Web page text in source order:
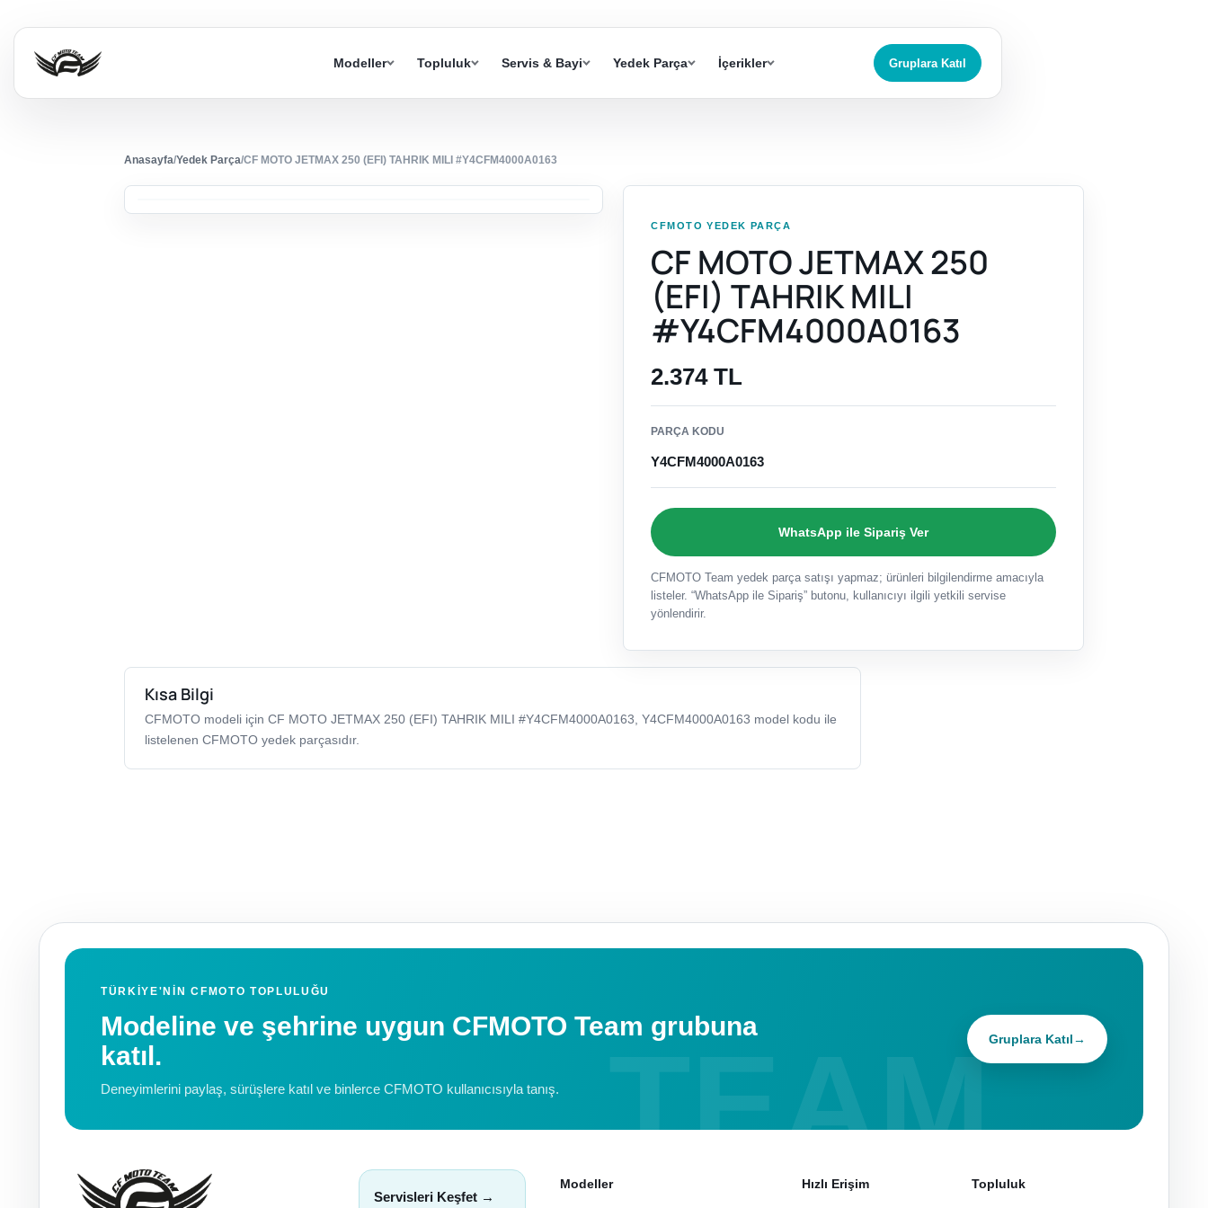
Modeller Topluluk Servis & Bayi Yedek Parça İçerikler Gruplara Katıl
Anasayfa/Yedek Parça/CF MOTO JETMAX 250 (EFI) TAHRIK MILI #Y4CFM4000A0163
CFMOTO YEDEK PARÇA
CF MOTO JETMAX 250
(EFI) TAHRIK MILI
#Y4CFM4000A0163
2.374 TL
PARÇA KODU
Y4CFM4000A0163
WhatsApp ile Sipariş Ver
CFMOTO Team yedek parça satışı yapmaz; ürünleri bilgilendirme amacıyla
listeler. “WhatsApp ile Sipariş” butonu, kullanıcıyı ilgili yetkili servise
yönlendirir.
Kısa Bilgi
CFMOTO modeli için CF MOTO JETMAX 250 (EFI) TAHRIK MILI #Y4CFM4000A0163, Y4CFM4000A0163 model kodu ile
listelenen CFMOTO yedek parçasıdır.
TÜRKIYE'NIN CFMOTO TOPLULUĞU
Modeline ve şehrine uygun CFMOTO Team grubuna
katıl.
Deneyimlerini paylaş, sürüşlere katıl ve binlerce CFMOTO kullanıcısıyla tanış.
Gruplara Katıl→
Servisleri Keşfet →
Modeller Hızlı Erişim Topluluk